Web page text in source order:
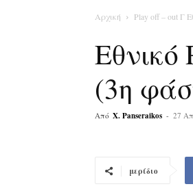
Αρχική Play off – out Γ
Εθνικό
(3η
Από X. Panseraikos - 27
μερίδιο